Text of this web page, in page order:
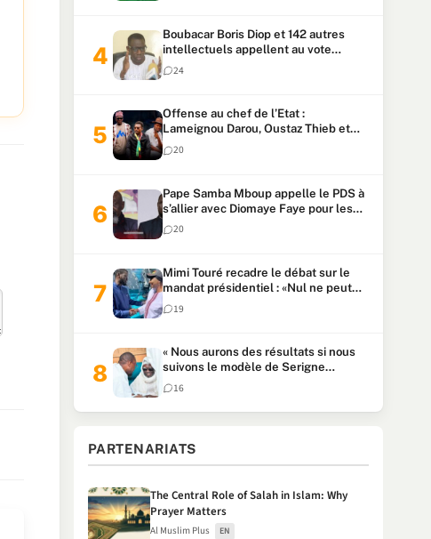
Boubacar Boris Diop et 142 autres
intellectuels appellent au vote
urgent de la révision
constitutionnelle
24
Offense au chef de l’Etat :
Lameignou Darou, Oustaz Thieb et
Ndiaye Touba lourdement
condamnés
20
Pape Samba Mboup appelle le PDS à
s’allier avec Diomaye Faye pour les
locales et tacle Sonko
20
Mimi Touré recadre le débat sur le
mandat présidentiel : «Nul ne peut
faire plus de deux mandats
consécutifs de 5 ans»
19
« Nous aurons des résultats si nous
suivons le modèle de Serigne
Touba » : Ousmane Sonko au Khalife
Serigne Mountakha
16
PARTENARIATS
The Central Role of Salah in Islam: Why
Prayer Matters
Al Muslim Plus EN